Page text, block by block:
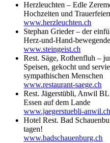
Herzleuchten – Edle
Hochzeiten und
www.herzleuchten.ch
Stephan Grieder – der
Herz-und-Hand-
www.steingeist.ch
Rest. Säge, Rothenfluh –
Speisen, gekocht und
sympathischen Menschen
www.restaurant-saege.ch
Rest. Jägerstübli, Anwil
Essen auf dem Lande
www.jaegerstuebli-anwil.ch
Hotel Rest. Bad
tagen!
www.badschauenburg.ch